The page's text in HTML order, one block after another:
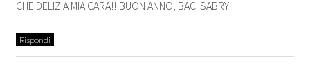
CHE DELIZIA MIA CARA!!!BUON ANNO, BACI SABRY
Rispondi